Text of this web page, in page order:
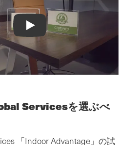
Indoor Air Quality Certification Video
Servicesを選ぶべ
「Indoor Advantage」の試